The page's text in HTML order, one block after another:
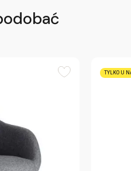
TYLKO U